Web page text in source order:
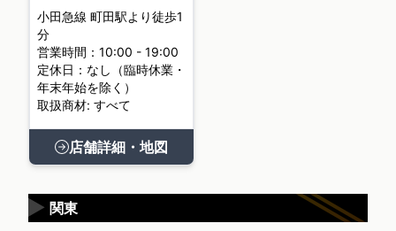
小田急線 町田駅より徒歩1
分
営業時間：10:00 - 19:00
定休日：なし（臨時休業・
年末年始を除く）
取扱商材: すべて
店舗詳細・地図
関東
▶